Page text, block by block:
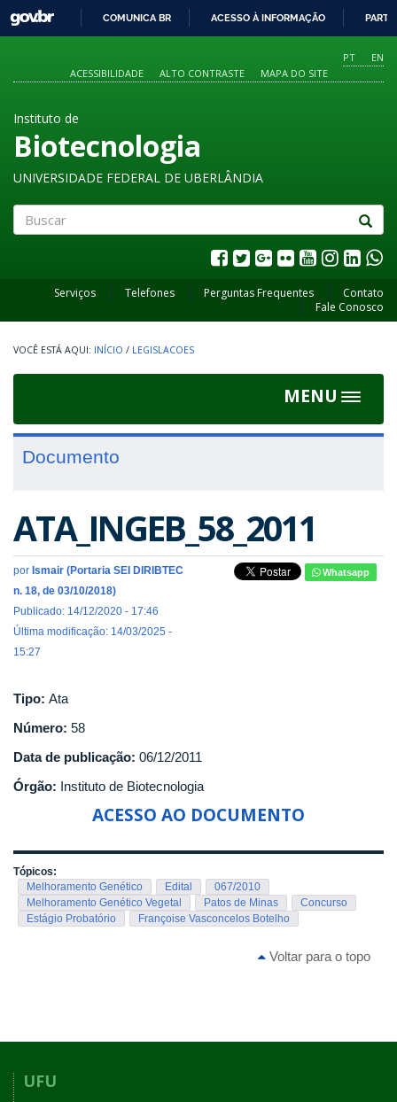
O
CONTEÚDO
GOVBR
COMUNICA BR ACESSO À INFORMAÇÃO
PT
EN
ACESSIBILIDADE
ALTO CONTRASTE MAPA DO SITE
Instituto de
Biotecnologia
UNIVERSIDADE FEDERAL DE UBERLÂNDIA
Serviços Telefones Perguntas Frequentes
Contato
Fale Conosco
INÍCIO / LEGISLACOES
MENU
Toggle
Documento
ATA_INGEB_58_2011
por Ismair (Portaria SEI DIRIBTEC
n. 18, de 03/10/2018)
Publicado: 14/12/2020 - 17:46
Última modificação: 14/03/2025 -
15:27
Whatsapp
Tipo: Ata
Número: 58
Data de publicação: 06/12/2011
Órgão: Instituto de Biotecnologia
ACESSO AO DOCUMENTO
Tópicos:
Melhoramento Genético
Edital
067/2010
Melhoramento Genético Vegetal
Patos de Minas
Concurso
Estágio Probatório
Françoise Vasconcelos Botelho
Voltar para o topo
UFU